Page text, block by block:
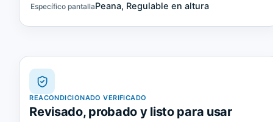
Específico pantallaPeana, Regulable en altura
REACONDICIONADO VERIFICADO
Revisado, probado y listo para usar